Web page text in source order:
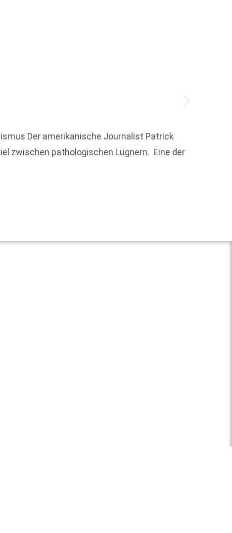
Der amerikanische Journalist Patrick
­zwischen pathologischen Lügnern. Eine der